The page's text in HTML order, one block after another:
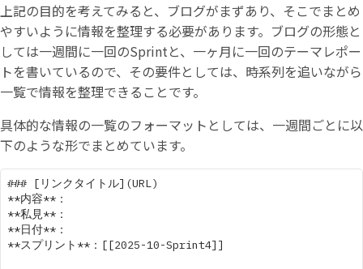
上記の目的を考えてみると、ブログがまずあり、そこでまとめ
やすいように情報を整理する必要があります。ブログの形態と
しては一週間に一回のSprintと、一ヶ月に一回のテーマレポー
トを書いているので、その要件としては、時系列を追いながら
一覧で情報を整理できることです。
具体的な情報の一覧のフォーマットとしては、一週間ごとに以
下のような形でまとめています。
### [リンクタイトル](URL)
**内容**：
**私見**：
**日付**：
**スプリント**：[[2025-10-Sprint4]]